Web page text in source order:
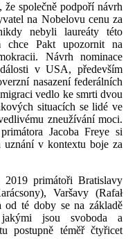
že společně podpoří návrh
na Nobelovu cenu za
nebyli laureáty této
chce Pakt upozornit na
Návrh nominace
v USA, především
nasazení federálních
vedlo ke smrti dvou
situacích se lidé ve
zneužívání moci.
Jacoba Freye si
uznání v kontextu boje za
primátoři Bratislavy
Varšavy (Rafał
té doby se na základě
jsou svoboda a
postupně téměř čtyřicet